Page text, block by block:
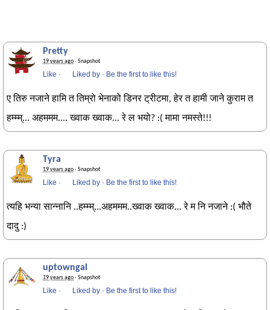
Pretty
19 years ago· Snapshot
Like · Liked by · Be the first to like this!
ए तिरु नजाने हामि त तिम्रो भेनाको डिनर ट्रीटमा, हेर त हामी जाने कुराम त
हम्म्म्... अहममम.... ख्वाक ख्वाक... रे ल भयो? :( मामा नमस्ते!!!
Tyra
19 years ago· Snapshot
Like · Liked by · Be the first to like this!
त्यहि भन्या सान्नानि ..हम्म्म्...अहममम..ख्वाक ख्वाक... रे म नि नजाने :( भौते
दादु :)
uptowngal
19 years ago· Snapshot
Like · Liked by · Be the first to like this!